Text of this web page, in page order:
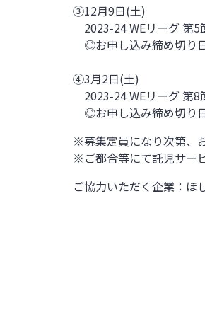
③12月9日(土)
2023-24 WEリーグ 第5
◎お申し込み締め切り
④3月2日(土)
2023-24 WEリーグ 第8
◎お申し込み締め切り
※募集定員になり次第、
※ご都合等にて託児サー
ご協力いただく企業：ほ